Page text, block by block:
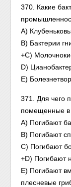
370. Какие
А)
В) Бактерии
+С)
D)
Е)
371. Для чего
помещенные в
А) Погибают
В) Погибают
С) Погибают
+D) Погибают
Е) Погибают
плесневые